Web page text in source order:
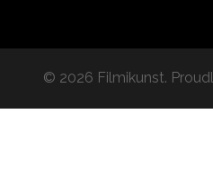
© 2026 Filmikunst.